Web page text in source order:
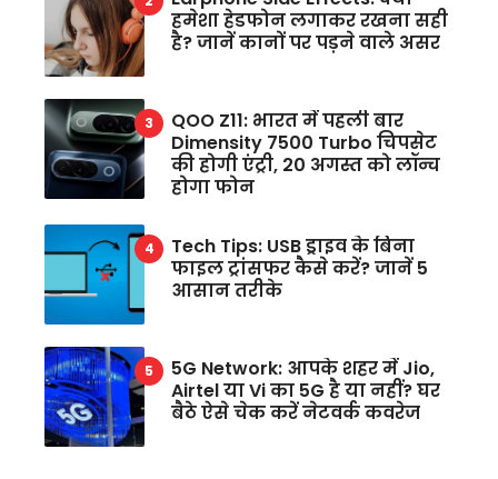
हमेशा हेडफोन लगाकर रखना सही
है? जानें कानों पर पड़ने वाले असर
QOO Z11: भारत में पहली बार
Dimensity 7500 Turbo चिपसेट
की होगी एंट्री, 20 अगस्त को लॉन्च
होगा फोन
Tech Tips: USB ड्राइव के बिना
फाइल ट्रांसफर कैसे करें? जानें 5
आसान तरीके
5G Network: आपके शहर में Jio,
Airtel या Vi का 5G है या नहीं? घर
बैठे ऐसे चेक करें नेटवर्क कवरेज